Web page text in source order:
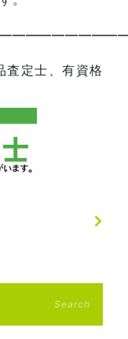
査定士、有資格
Search